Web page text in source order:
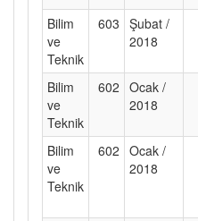
Bilim
ve
Teknik
603 Şubat /
2018
Bilim
ve
Teknik
602 Ocak /
2018
Bilim
ve
Teknik
602 Ocak /
2018